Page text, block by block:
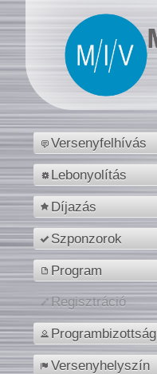
Versenyfelhívás
Lebonyolítás
Díjazás
Szponzorok
Program
Regisztráció
Programbizottság
Versenyhelyszín